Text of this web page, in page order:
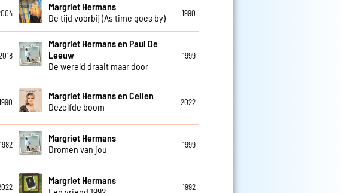
Margriet Hermans
De tijd voorbij (As time goes by)
1990
Margriet Hermans en Paul De
Leeuw
De wereld draait maar door
1999
Margriet Hermans en Celien
Dezelfde boom
2022
1982
Margriet Hermans
Dromen van jou
1999
Margriet Hermans
1992